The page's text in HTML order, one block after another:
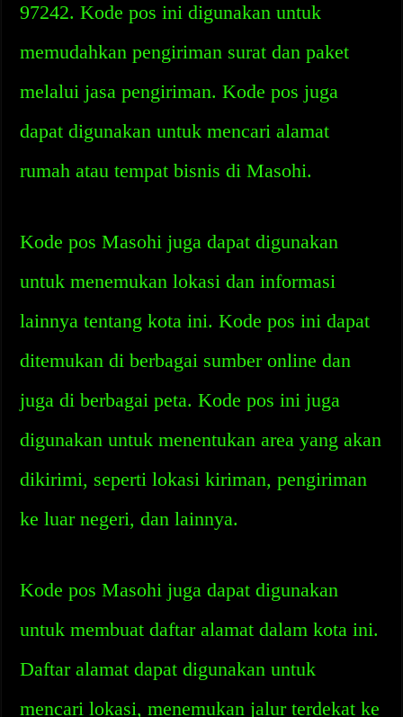
97242. Kode pos ini digunakan untuk
memudahkan pengiriman surat dan paket
melalui jasa pengiriman. Kode pos juga
dapat digunakan untuk mencari alamat
rumah atau tempat bisnis di Masohi.
Kode pos Masohi juga dapat digunakan
untuk menemukan lokasi dan informasi
lainnya tentang kota ini. Kode pos ini dapat
ditemukan di berbagai sumber online dan
juga di berbagai peta. Kode pos ini juga
digunakan untuk menentukan area yang akan
dikirimi, seperti lokasi kiriman, pengiriman
ke luar negeri, dan lainnya.
Kode pos Masohi juga dapat digunakan
untuk membuat daftar alamat dalam kota ini.
Daftar alamat dapat digunakan untuk
mencari lokasi, menemukan jalur terdekat ke